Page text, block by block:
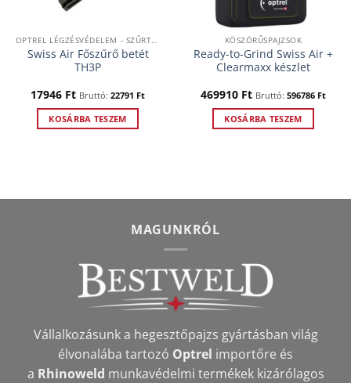
OPTREL LÉGZÉSVÉDELEM - SZŰRTLEVEGŐS RENDSZEREK
Swiss Air Főszűrő betét
TH3P
17946 Ft Bruttó: 22791 Ft
KOSÁRBA TESZEM
KÖSZÖRŰSPAJZSOK
Ready-to-Grind Swiss Air +
Clearmaxx készlet
469910 Ft Bruttó: 596786 Ft
KOSÁRBA TESZEM
MAGUNKRÓL
Vállalkozásunk a hegesztőpajzs gyártásban világ
élvonalába tartozó Optrel importőre és
a Rhinoweld munkavédelmi termékek kizárólagos